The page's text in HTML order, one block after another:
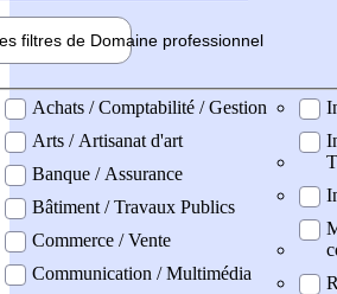
filtres de Domaine professionnel
professionel
Achats / Comptabilité / Gestion
Arts / Artisanat d'art
Banque / Assurance
Bâtiment / Travaux Publics
Commerce / Vente
Communication / Multimédia